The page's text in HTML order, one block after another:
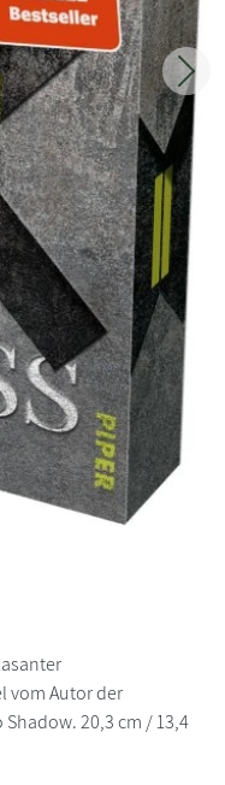
vom Autor der
20,3 cm / 13,4